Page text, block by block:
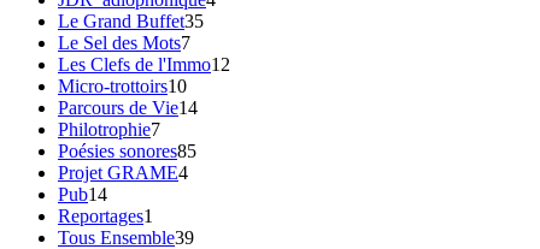
Le Grand Buffet35
Le Sel des Mots7
Les Clefs de l'Immo12
Micro-trottoirs10
Parcours de Vie14
Philotrophie7
Poésies sonores85
Projet GRAME4
Pub14
Reportages1
Tous Ensemble39